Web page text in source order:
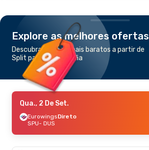
Explore as melhores ofertas
Descubra os voos mais baratos a partir de
Split para Dusseldórfia
Qua., 2 De Set.
EurowingsDireto
SPU- DUS